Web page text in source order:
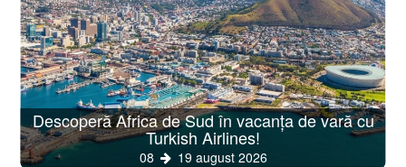
Descoperă Africa de Sud în vacanța de vară cu
Turkish Airlines!
08 19 august 2026